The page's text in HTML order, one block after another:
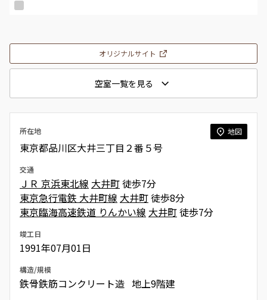
オリジナルサイト
空室一覧を見る
所在地 地図
東京都品川区大井三丁目２番５号
交通
ＪＲ 京浜東北線 大井町徒歩7分
東京急行電鉄 大井町線 大井町徒歩8分
東京臨海高速鉄道 りんかい線 大井町徒歩7分
竣工日
1991年07月01日
構造/規模
鉄骨鉄筋コンクリート造 地上9階建